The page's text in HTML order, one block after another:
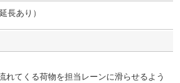
長あり）
れてくる荷物を担当レーンに滑らせるよう